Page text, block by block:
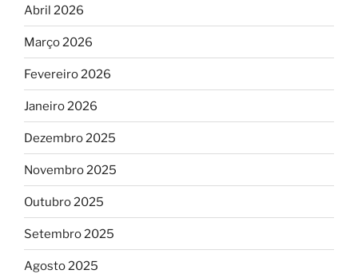
Abril 2026
Março 2026
Fevereiro 2026
Janeiro 2026
Dezembro 2025
Novembro 2025
Outubro 2025
Setembro 2025
Agosto 2025